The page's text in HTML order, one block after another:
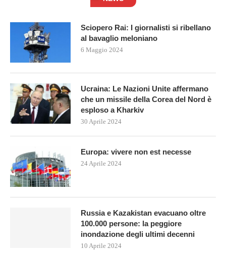
Sciopero Rai: I giornalisti si ribellano
al bavaglio meloniano
6 Maggio 2024
Ucraina: Le Nazioni Unite affermano
che un missile della Corea del Nord è
esploso a Kharkiv
30 Aprile 2024
Europa: vivere non est necesse
24 Aprile 2024
Russia e Kazakistan evacuano oltre
100.000 persone: la peggiore
inondazione degli ultimi decenni
10 Aprile 2024